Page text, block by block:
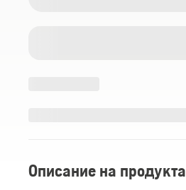
Описание на продукта